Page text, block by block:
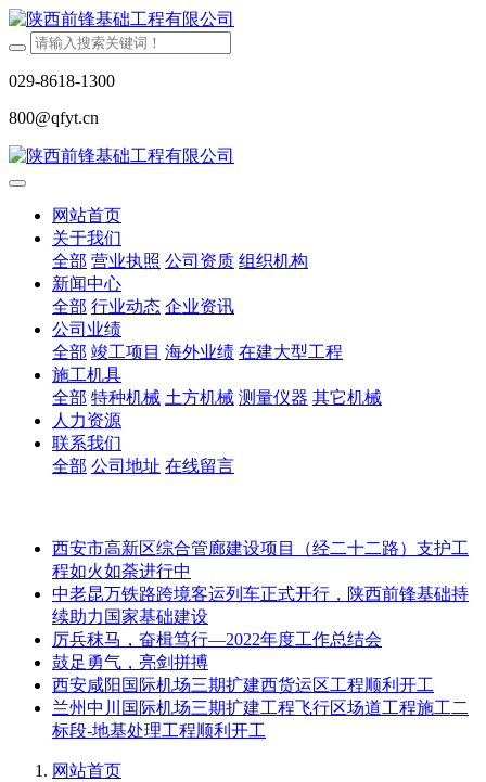
029-8618-1300
800@qfyt.cn
网站首页
关于我们
全部 营业执照 公司资质 组织机构
新闻中心
全部 行业动态 企业资讯
公司业绩
全部 竣工项目 海外业绩 在建大型工程
施工机具
全部 特种机械 土方机械 测量仪器 其它机械
人力资源
联系我们
全部 公司地址 在线留言
西安市高新区综合管廊建设项目（经二十二路）支护工
程如火如荼进行中
中老昆万铁路跨境客运列车正式开行，陕西前锋基础持
续助力国家基础建设
厉兵秣马，奋楫笃行—2022年度工作总结会
鼓足勇气，亮剑拼搏
西安咸阳国际机场三期扩建西货运区工程顺利开工
兰州中川国际机场三期扩建工程飞行区场道工程施工二
标段-地基处理工程顺利开工
网站首页